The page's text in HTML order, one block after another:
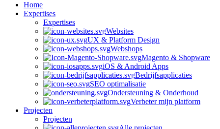
Home
Expertises
Expertises
Websites
UX & Platform Design
Webshops
Magento & Shopware
iOS & Android Apps
Bedrijfsapplicaties
SEO optimalisatie
Ondersteuning & Onderhoud
Verbeter mijn platform
Projecten
Projecten